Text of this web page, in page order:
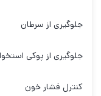
جلوگیری از سرطان
جلوگیری از پوکی
کنترل فشار خون